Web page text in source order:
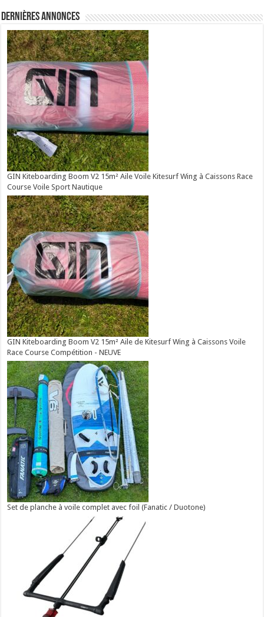
Dernières annonces
GIN Kiteboarding Boom V2 15m² Aile Voile Kitesurf Wing à Caissons Race
Course Voile Sport Nautique
GIN Kiteboarding Boom V2 15m² Aile de Kitesurf Wing à Caissons Voile
Race Course Compétition - NEUVE
Set de planche à voile complet avec foil (Fanatic / Duotone)